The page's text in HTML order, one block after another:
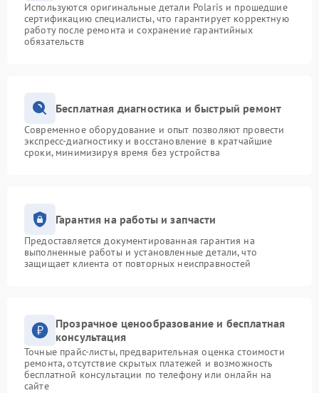
Используются оригинальные детали Polaris и прошедшие
сертификацию специалисты, что гарантирует корректную
работу после ремонта и сохранение гарантийных
обязательств
Бесплатная диагностика и быстрый ремонт
Современное оборудование и опыт позволяют провести
экспресс-диагностику и восстановление в кратчайшие
сроки, минимизируя время без устройства
Гарантия на работы и запчасти
Предоставляется документированная гарантия на
выполненные работы и установленные детали, что
защищает клиента от повторных неисправностей
Прозрачное ценообразование и бесплатная
консультация
Точные прайс-листы, предварительная оценка стоимости
ремонта, отсутствие скрытых платежей и возможность
бесплатной консультации по телефону или онлайн на
сайте